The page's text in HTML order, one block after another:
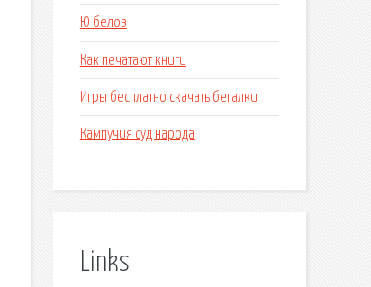
Ю белов
Как печатают книги
Игры бесплатно скачать бегалки
Кампучия суд народа
Links